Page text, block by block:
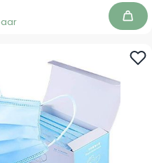
prijs
In